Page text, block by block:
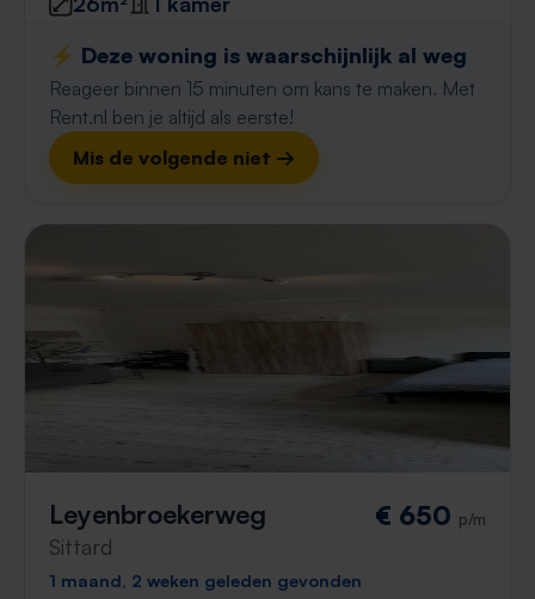
⚡️ Deze woning is waarschijnlijk al weg
Reageer binnen 15 minuten om kans te maken. Met
Rent.nl ben je altijd als eerste!
Mis de volgende niet →
Leyenbroekerweg
Sittard
€ 650 p/m
1 maand, 2 weken geleden gevonden